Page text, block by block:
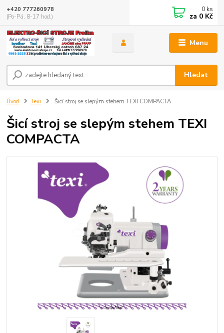
Menu
Hledat
+420 777260978
(Po-Pá, 8-17 hod.)
0 ks
za 0 Kč
Úvod Texi Šicí stroj se slepým stehem TEXI COMPACTA
Šicí stroj se slepým stehem TEXI
COMPACTA